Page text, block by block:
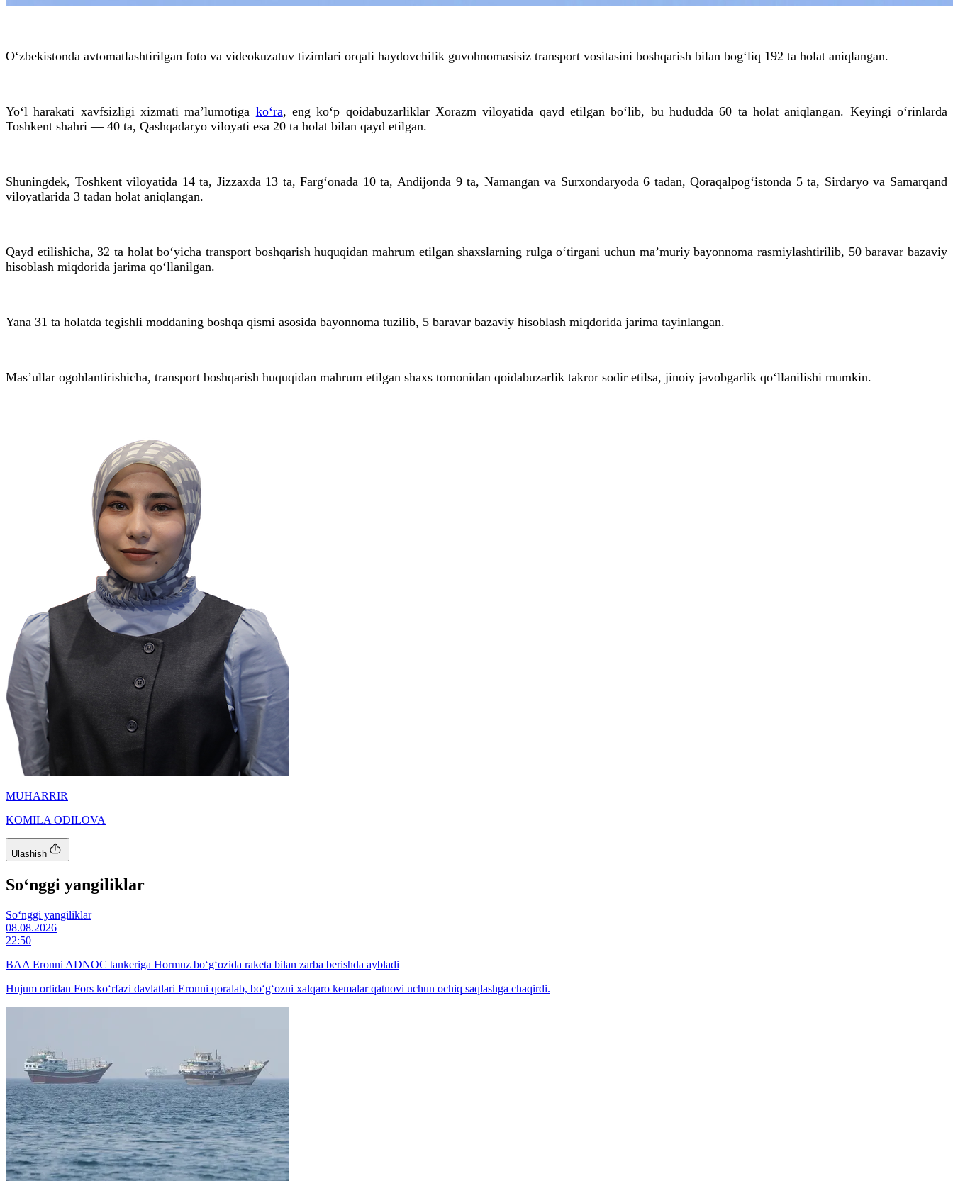
O‘zbekistonda avtomatlashtirilgan foto va videokuzatuv tizimlari orqali haydovchilik guvohnomasisiz transport vositasini boshqarish bilan bog‘liq 192 ta holat aniqlangan.
Yo‘l harakati xavfsizligi xizmati ma’lumotiga ko‘ra, eng ko‘p qoidabuzarliklar Xorazm viloyatida qayd etilgan bo‘lib, bu hududda 60 ta holat aniqlangan. Keyingi o‘rinlarda
Toshkent shahri — 40 ta, Qashqadaryo viloyati esa 20 ta holat bilan qayd etilgan.
Shuningdek, Toshkent viloyatida 14 ta, Jizzaxda 13 ta, Farg‘onada 10 ta, Andijonda 9 ta, Namangan va Surxondaryoda 6 tadan, Qoraqalpog‘istonda 5 ta, Sirdaryo va Samarqand
viloyatlarida 3 tadan holat aniqlangan.
Qayd etilishicha, 32 ta holat bo‘yicha transport boshqarish huquqidan mahrum etilgan shaxslarning rulga o‘tirgani uchun ma’muriy bayonnoma rasmiylashtirilib, 50 baravar bazaviy
hisoblash miqdorida jarima qo‘llanilgan.
Yana 31 ta holatda tegishli moddaning boshqa qismi asosida bayonnoma tuzilib, 5 baravar bazaviy hisoblash miqdorida jarima tayinlangan.
Mas’ullar ogohlantirishicha, transport boshqarish huquqidan mahrum etilgan shaxs tomonidan qoidabuzarlik takror sodir etilsa, jinoiy javobgarlik qo‘llanilishi mumkin.
MUHARRIR
KOMILA ODILOVA
Ulashish
So‘nggi yangiliklar
So‘nggi yangiliklar
08.08.2026
22:50
BAA Eronni ADNOC tankeriga Hormuz bo‘g‘ozida raketa bilan zarba berishda aybladi
Hujum ortidan Fors ko‘rfazi davlatlari Eronni qoralab, bo‘g‘ozni xalqaro kemalar qatnovi uchun ochiq saqlashga chaqirdi.